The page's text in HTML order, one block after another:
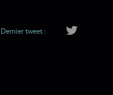
Dernier tweet :